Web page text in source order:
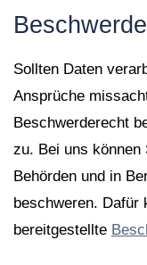
Sollten Daten
Ansprüche
Beschwerderecht
zu. Bei uns
Behörden und in
beschweren. Dafür
bereitgestellte